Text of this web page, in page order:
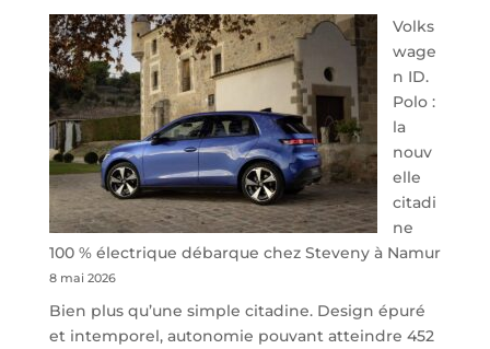
de
Charleroi
Volks
wage
n ID.
Polo :
la
nouv
elle
citadi
ne
100 % électrique débarque chez Steveny à Namur
8 mai 2026
Bien plus qu’une simple citadine. Design épuré
et intemporel, autonomie pouvant atteindre 452